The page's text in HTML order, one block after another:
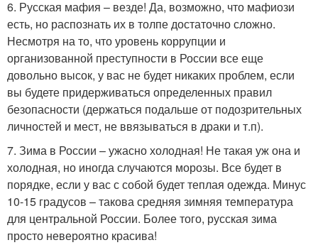
6. Русская мафия – везде! Да, возможно, что мафиози
есть, но распознать их в толпе достаточно сложно.
Несмотря на то, что уровень коррупции и
организованной преступности в России все еще
довольно высок, у вас не будет никаких проблем, если
вы будете придерживаться определенных правил
безопасности (держаться подальше от подозрительных
личностей и мест, не ввязываться в драки и т.п).
7. Зима в России – ужасно холодная! Не такая уж она и
холодная, но иногда случаются морозы. Все будет в
порядке, если у вас с собой будет теплая одежда. Минус
10-15 градусов – такова средняя зимняя температура
для центральной России. Более того, русская зима
просто невероятно красива!